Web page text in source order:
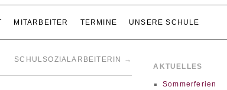
MITARBEITER TERMINE UNSERE SCHULE
SCHULSOZIALARBEITERIN →
AKTUELLES
Sommerferien